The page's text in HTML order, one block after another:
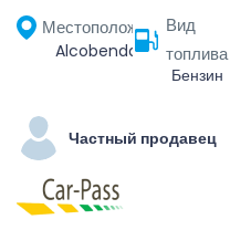
Местоположение
Alcobendas, Community of Madrid, Spain
Вид
топлива
Бензин
Частный продавец